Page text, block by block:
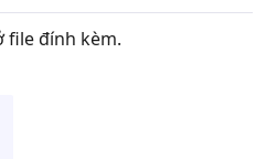
file đính kèm.